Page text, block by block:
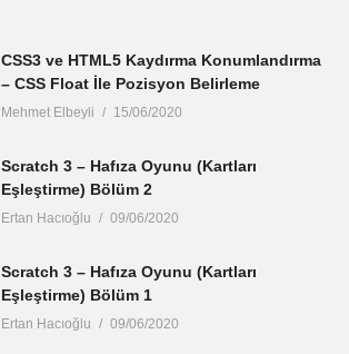
CSS3 ve HTML5 Kaydırma Konumlandırma
– CSS Float İle Pozisyon Belirleme
Mehmet Elbeyli 15/06/2020
Scratch 3 – Hafıza Oyunu (Kartları
Eşleştirme) Bölüm 2
Ertan Hacıoğlu 09/06/2020
Scratch 3 – Hafıza Oyunu (Kartları
Eşleştirme) Bölüm 1
Ertan Hacıoğlu 09/06/2020